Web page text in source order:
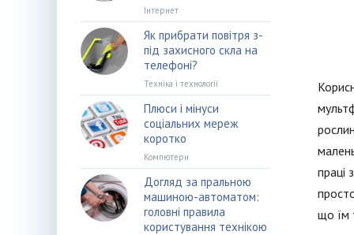
праці
що їм
Інтернет
Як прибрати повітря з-
під захисного скла на
телефоні?
Техніка і технології
Плюси і мінуси
соціальних мереж
коротко
Компютери
Догляд за пральною
машиною-автоматом:
головні правила
користування технікою